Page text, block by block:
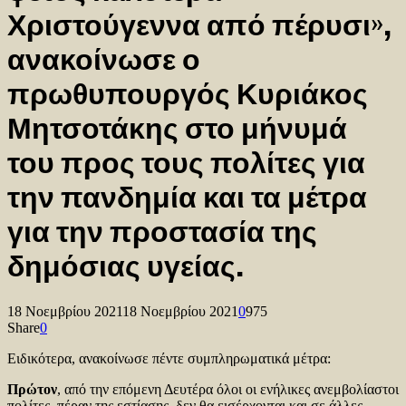
Χριστούγεννα από πέρυσι»,
ανακοίνωσε ο
πρωθυπουργός Κυριάκος
Μητσοτάκης στο μήνυμά
του προς τους πολίτες για
την πανδημία και τα μέτρα
για την προστασία της
δημόσιας υγείας.
18 Νοεμβρίου 202118 Νοεμβρίου 20210975
Share0
Ειδικότερα, ανακοίνωσε πέντε συμπληρωματικά μέτρα:
Πρώτον, από την επόμενη Δευτέρα όλοι οι ενήλικες ανεμβολίαστοι